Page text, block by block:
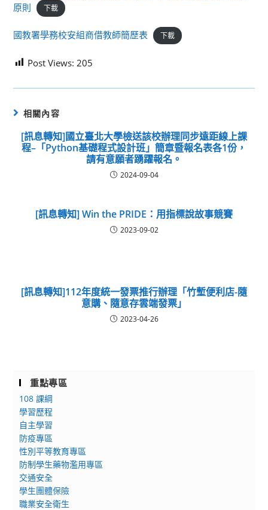
原則
下載
國教署學務校安組商借教師簡歷表 下載
Post Views: 205
相關內容
[訊息轉知]國立臺北大學檢送該校辦理同步遠距線上課
程–「Python基礎程式設計班」簡章暨報名表各1份，
請有意願者踴躍報名。
2024-09-04
[訊息轉知] Win the PRIDE：用指標說故事競賽
2023-09-02
[訊息轉知]112年度統一發票推行辦理「竹塹便利店-隨
意購、隨意存雲端發票」
2023-04-26
重點專區
108 課綱
學習歷程
自主學習
防疫專區
性別平等教育專區
防制學生藥物濫用專區
交通安全
學生團體保險
職業安全衛生